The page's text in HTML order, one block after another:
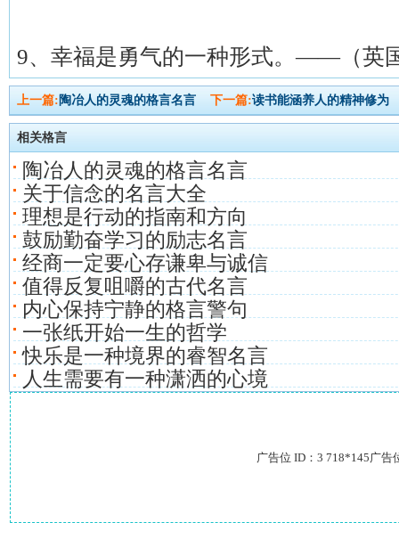
9、幸福是勇气的一种形式。——（英
上一篇: 陶冶人的灵魂的格言名言 下一篇:读书能涵养人的精神修为
相关格言
陶冶人的灵魂的格言名言
关于信念的名言大全
理想是行动的指南和方向
鼓励勤奋学习的励志名言
经商一定要心存谦卑与诚信
值得反复咀嚼的古代名言
内心保持宁静的格言警句
一张纸开始一生的哲学
快乐是一种境界的睿智名言
人生需要有一种潇洒的心境
广告位 ID：3 718*145广告